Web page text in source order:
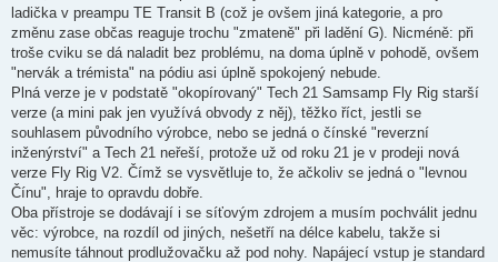
ladička v preampu TE Transit B (což je ovšem jiná kategorie, a pro
změnu zase občas reaguje trochu "zmateně" při ladění G). Nicméně: při
troše cviku se dá naladit bez problému, na doma úplně v pohodě, ovšem
"nervák a trémista" na pódiu asi úplně spokojený nebude.
Plná verze je v podstatě "okopírovaný" Tech 21 Samsamp Fly Rig starší
verze (a mini pak jen využívá obvody z něj), těžko říct, jestli se
souhlasem původního výrobce, nebo se jedná o čínské "reverzní
inženýrství" a Tech 21 neřeší, protože už od roku 21 je v prodeji nová
verze Fly Rig V2. Čímž se vysvětluje to, že ačkoliv se jedná o "levnou
Čínu", hraje to opravdu dobře.
Oba přístroje se dodávají i se síťovým zdrojem a musím pochválit jednu
věc: výrobce, na rozdíl od jiných, nešetří na délce kabelu, takže si
nemusíte táhnout prodlužovačku až pod nohy. Napájecí vstup je standard